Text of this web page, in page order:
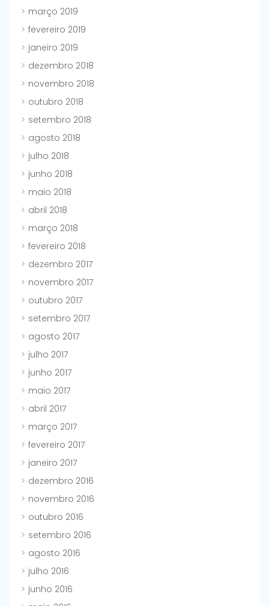
março 2019
fevereiro 2019
janeiro 2019
dezembro 2018
novembro 2018
outubro 2018
setembro 2018
agosto 2018
julho 2018
junho 2018
maio 2018
abril 2018
março 2018
fevereiro 2018
dezembro 2017
novembro 2017
outubro 2017
setembro 2017
agosto 2017
julho 2017
junho 2017
maio 2017
abril 2017
março 2017
fevereiro 2017
janeiro 2017
dezembro 2016
novembro 2016
outubro 2016
setembro 2016
agosto 2016
julho 2016
junho 2016